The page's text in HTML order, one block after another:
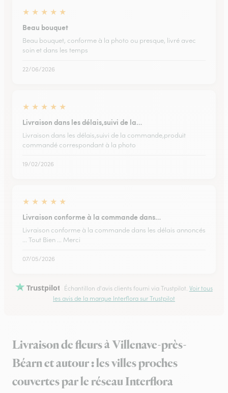
★ ★ ★ ★ ★
Beau bouquet
Beau bouquet, conforme à la photo ou presque, livré avec
soin et dans les temps
22/06/2026
★ ★ ★ ★ ★
Livraison dans les délais,suivi de la…
Livraison dans les délais,suivi de la commande,produit
commandé correspondant à la photo
19/02/2026
★ ★ ★ ★ ★
Livraison conforme à la commande dans…
Livraison conforme à la commande dans les délais annoncés
... Tout Bien ... Merci
07/05/2026
Trustpilot Échantillon d'avis clients fourni via Trustpilot. Voir tous
les avis de la marque Interflora sur Trustpilot
Livraison de fleurs à Villenave-près-
Béarn et autour : les villes proches
couvertes par le réseau Interflora